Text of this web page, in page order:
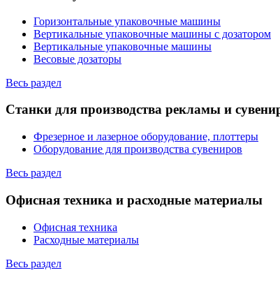
Горизонтальные упаковочные машины
Вертикальные упаковочные машины с дозатором
Вертикальные упаковочные машины
Весовые дозаторы
Весь раздел
Станки для производства рекламы и
Фрезерное и лазерное оборудование, плоттеры
Оборудование для производства сувениров
Весь раздел
Офисная техника и расходные материалы
Офисная техника
Расходные материалы
Весь раздел